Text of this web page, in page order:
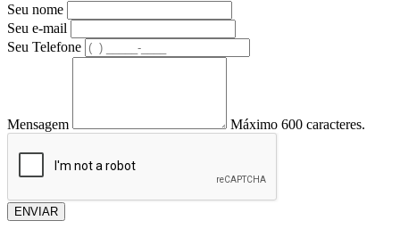
Seu nome
Seu e-mail
Seu Telefone
Mensagem Máximo 600 caracteres.
ENVIAR